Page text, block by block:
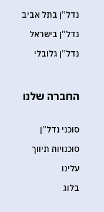
נדל”ן בתל אביב
נדל”ן בישראל
נדל”ן גלובלי
החברה שלנו
סוכני נדל”ן
סוכנויות תיווך
עלינו
בלוג